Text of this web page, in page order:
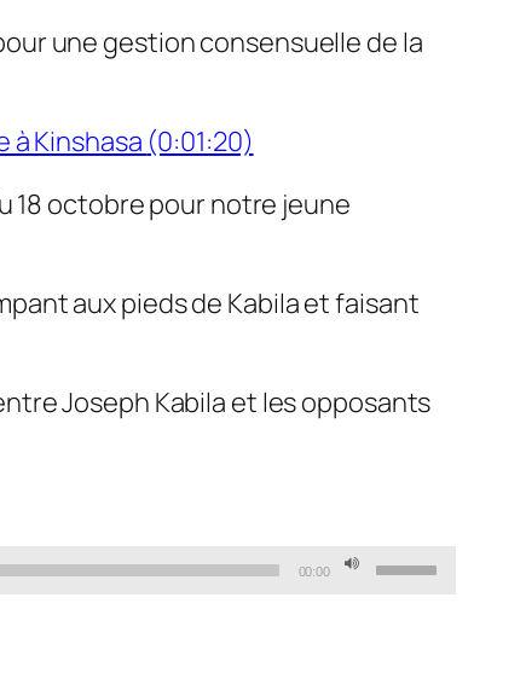
une gestion consensuelle de la
à Kinshasa (0:01:20)
18 octobre pour notre jeune
aux pieds de Kabila et faisant
Joseph Kabila et les opposants
00:00
Use